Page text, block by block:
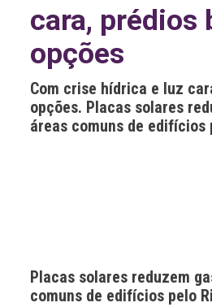
t
v
:
cara, prédios
opções
Com crise hídrica e luz
opções. Placas solares
áreas comuns de edifícios
Placas solares reduzem
comuns de edifícios pelo